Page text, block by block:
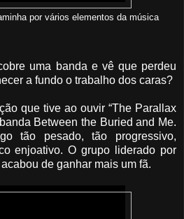
por vários elementos da música
uma banda e vê que perdeu
a fundo o trabalho dos caras?
que tive ao ouvir “The Parallax
Between the Buried and Me.
tão pesado, tão progressivo,
enjoativo. O grupo liderado por
de ganhar mais um fã.